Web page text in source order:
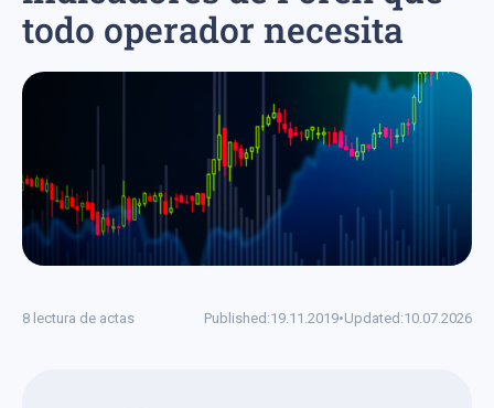
todo operador necesita
8 lectura de actas Published:19.11.2019•Updated:10.07.2026